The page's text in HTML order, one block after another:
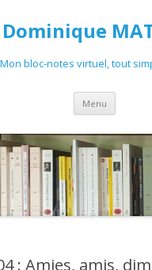
Dominique
Mon bloc-notes virtuel, tout
Menu Aller
contenu
: Amies, amis,